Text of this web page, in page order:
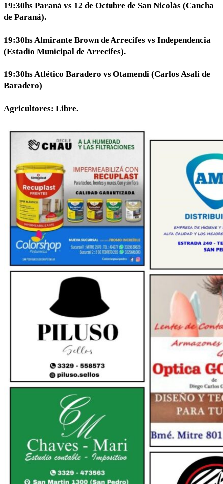
19:30hs Paraná vs 12 de Octubre de San Nicolás (Cancha
de Paraná).
19:30hs Almirante Brown de Arrecifes vs Independencia
(Estadio Municipal de Arrecifes).
19:30hs Atlético Baradero vs Otamendi (Carlos Asali de
Baradero)
Agricultores: Libre.